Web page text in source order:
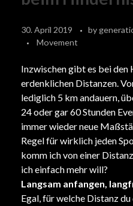
30. April 2019 by
Movement
Inzwischen gibt es bei den
erdenklichen Distanzen.
lediglich 5 km andauern,
24 oder gar 60 Stunden
immer wieder neue
Regel für wirklich jeden
komm ich von einer
ich einfach mehr will?
Langsam anfangen,
Egal, für welche Distanz